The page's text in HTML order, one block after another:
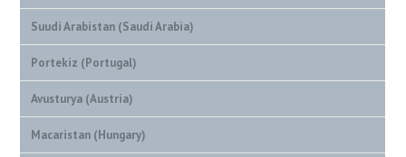
Suudi Arabistan (Saudi Arabia)
Portekiz (Portugal)
Avusturya (Austria)
Macaristan (Hungary)